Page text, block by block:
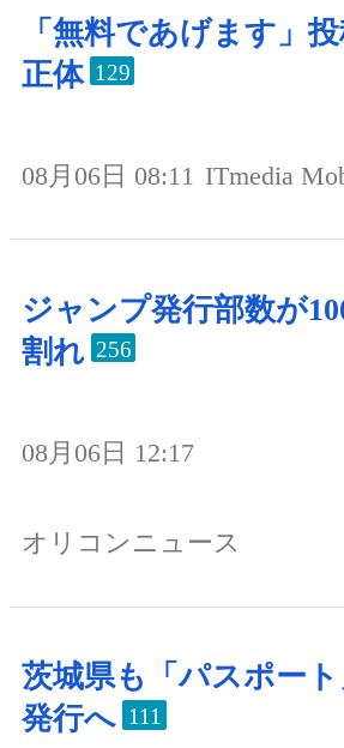
「無料であげます」
正体 129
08月06日 08:11 ITmedia
ジャンプ発行部数が
割れ 256
08月06日 12:17
オリコンニュース
茨城県も「パスポー
発行へ 111